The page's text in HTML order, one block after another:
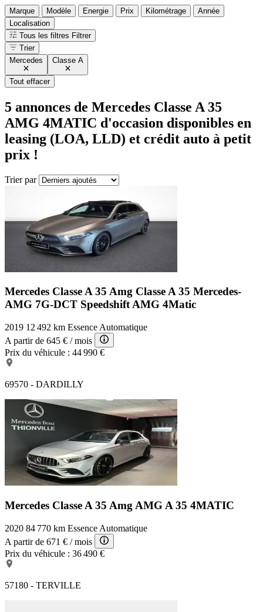
Marque Modèle Energie Prix Kilométrage
Année
Localisation
Tous les filtres Filtrer
Trier
Mercedes
Classe A
Tout effacer
5 annonces de Mercedes Classe A 35
AMG 4MATIC d'occasion disponibles en
leasing (LOA, LLD) et crédit auto à petit
prix !
Trier par
Mercedes Classe A 35 Amg Classe A 35 Mercedes-
AMG 7G-DCT Speedshift AMG 4Matic
2019 12 492 km Essence Automatique
A partir de 645 € / mois
Prix du véhicule : 44 990 €
69570 - DARDILLY
Mercedes Classe A 35 Amg AMG A 35 4MATIC
2020 84 770 km Essence Automatique
A partir de 671 € / mois
Prix du véhicule : 36 490 €
57180 - TERVILLE